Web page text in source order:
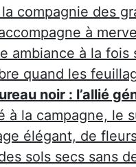
la compagnie des
à
ambiance à la
quand les
noir : l’allié
à la campagne, le
élégant, de
sols secs sans